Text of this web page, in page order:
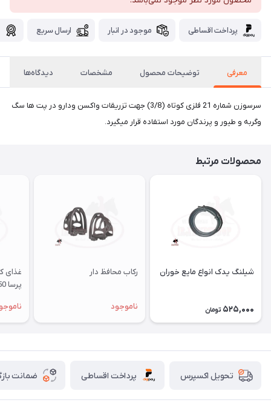
پرداخت اقساطی موجود در انبار ارسال سریع
معرفی توضیحات محصول مشخصات دیدگاه‌ها
سرسوزن شماره 21 فلزی کوتاه (3/8) جهت تزریقات واکسن ودارو در پت ها سگ
وگربه و طیور و پرندگان مورد استفاده قرار میگیرد.
محصولات مرتبط
شیلنگ یدک انواع مایع خوران
525,000 تومان
رکاب محافظ دار
ناموجود
غذای
پرسا 250 گرمی
تحویل اکسپرس پرداخت اقساطی ضمانت